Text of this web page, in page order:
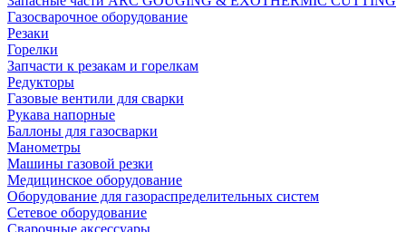
Газосварочное оборудование
Резаки
Горелки
Запчасти к резакам и горелкам
Редукторы
Газовые вентили для сварки
Рукава напорные
Баллоны для газосварки
Манометры
Машины газовой резки
Медицинское оборудование
Оборудование для газораспределительных систем
Сетевое оборудование
Сварочные аксессуары